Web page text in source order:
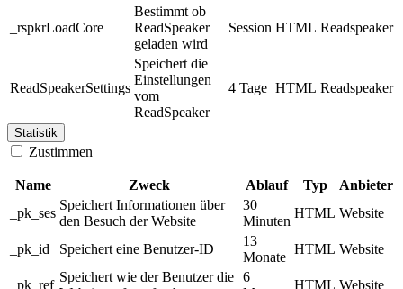
_rspkrLoadCore
Bestimmt ob
ReadSpeaker
geladen wird
Session HTML Readspeaker
ReadSpeakerSettings
Speichert die
Einstellungen
vom
ReadSpeaker
4 Tage HTML Readspeaker
Statistik
Zustimmen
Name Zweck Ablauf Typ
Anbieter
_pk_ses
Speichert Informationen über
den Besuch der Website
30
Minuten
HTML Website
_pk_id Speichert eine Benutzer-ID
13
Monate
HTML Website
_pk_ref
Speichert wie der Benutzer die 6
HTML Website